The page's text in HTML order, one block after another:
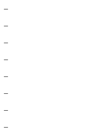
–
–
–
–
–
–
–
–